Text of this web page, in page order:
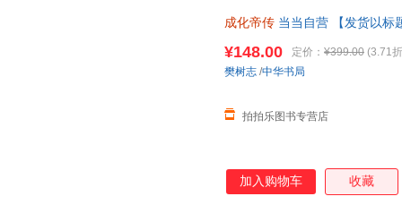
成化帝传 当当自营 【发货以标
¥148.00 定价： ¥399.00 (3.71
拍拍乐图书专营店
樊树志 /中华书局
加入购物车 收藏